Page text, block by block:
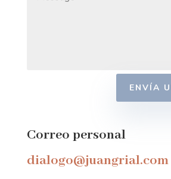
ENVÍA
Correo personal
dialogo@juangrial.com